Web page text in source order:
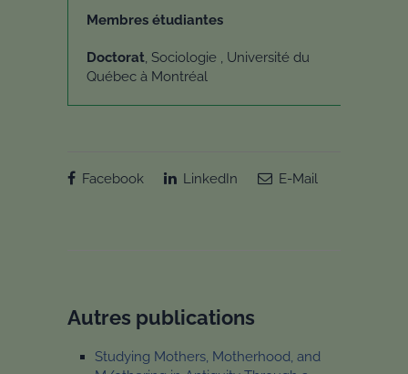
Membres étudiantes
Doctorat, Sociologie , Université du
Québec à Montréal
Facebook LinkedIn E-Mail
Autres publications
Studying Mothers, Motherhood, and